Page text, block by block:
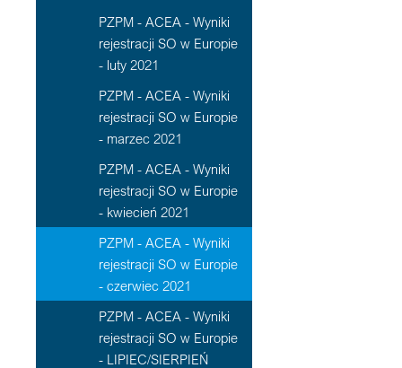
PZPM - ACEA - Wyniki
rejestracji SO w Europie
- luty 2021
PZPM - ACEA - Wyniki
rejestracji SO w Europie
- marzec 2021
PZPM - ACEA - Wyniki
rejestracji SO w Europie
- kwiecień 2021
PZPM - ACEA - Wyniki
rejestracji SO w Europie
- czerwiec 2021
PZPM - ACEA - Wyniki
rejestracji SO w Europie
- LIPIEC/SIERPIEŃ